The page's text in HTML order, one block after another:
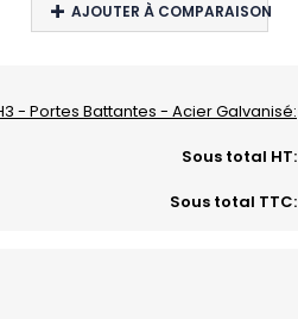
AJOUTER À COMPARAISON
- Portes Battantes - Acier Galvanisé:
Sous total HT:
Sous total TTC: